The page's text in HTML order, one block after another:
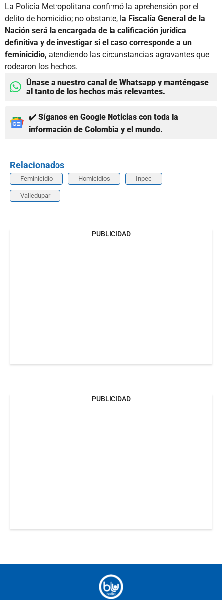
La Policía Metropolitana confirmó la aprehensión por el
delito de homicidio; no obstante, la Fiscalía General de la
Nación será la encargada de la calificación jurídica
definitiva y de investigar si el caso corresponde a un
feminicidio, atendiendo las circunstancias agravantes que
rodearon los hechos.
Únase a nuestro canal de Whatsapp y manténgase
al tanto de los hechos más relevantes.
✔️ Síganos en Google Noticias con toda la
información de Colombia y el mundo.
Relacionados
Feminicidio Homicidios Inpec
Valledupar
PUBLICIDAD
PUBLICIDAD